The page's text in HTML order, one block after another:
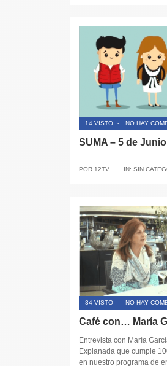
14 VISTO - NO HAY
SUMA – 5 de
POR 12TV ─ IN: SIN
34 VISTO - NO HAY
Café con… María
Entrevista con María
Explanada que cumple
en nuestro programa de